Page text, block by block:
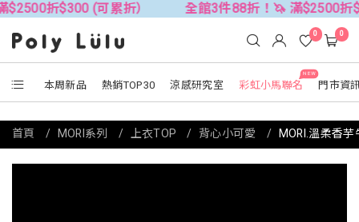
$300 (可累折） 全館3件88折！🦄 滿$2500折$300 (可
本周新品 熱銷TOP30 涼感研究室
NEW
彩虹小馬聯名 門市資
0 0
首頁 MORI系列 上衣TOP 背心小可愛 MORI.溫柔香